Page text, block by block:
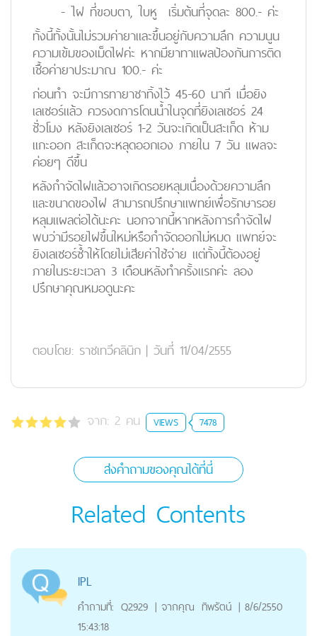
- ไฝ ที่ขอบตา, ใบหู เริ่มต้นที่จุดละ 800.- ค่ะ
ทั้งนี้ทั้งนั้นไม่รวมค่ายาและขึ้นอยู่กับความลึก ความนูน
ความเข้มของเม็ดไฝค่ะ หากมียาทาแผลป้องกันการติด
เชื้อค่ายาประมาณ 100.- ค่ะ
ก่อนทำ จะมีการทายาชาทิ้งไว้ 45-60 นาที เมื่อยิง
เลเซอร์แล้ว ควรงดการโดนน้ำในจุดที่ยิงเลเซอร์ 24
ชั่วโมง หลังยิงเลเซอร์ 1-2 วันจะเกิดเป็นสะเก็ด ห้าม
แกะออก สะเก็ดจะหลุดออกเอง ภายใน 7 วัน แผลจะ
ค่อยๆ ดีขึ้น
หลังกำจัดไฝแล้วอาจเกิดรอยหลุมเนื่องด้วยความลึก
และขนาดของไฝ สามารถปรึกษาแพทย์เพื่อรักษารอย
หลุมแผลต่อได้นะคะ นอกจากนี้หากหลังการกำจัดไฝ
พบว่ามีรอยไฝขึ้นใหม่หรือกำจัดออกไม่หมด แพทย์จะ
ยิงเลเซอร์ซ้ำให้โดยไม่เสียค่าใช้จ่าย แต่ทั้งนี้ต้องอยู่
ภายในระยะเวลา 3 เดือนหลังทำครั้งแรกค่ะ ลอง
ปรึกษาคุณหมอดูนะคะ
ตอบโดย: ราชเทวีคลินิก | วันที่ 11/04/2555
จาก: 2 คน VIEWS 7478
ส่งคำถามของคุณได้ที่นี่
Related Contents
IPL
คำถามที่: Q2929 | จากคุณ ทิพรัตน์ | 8/6/2550
15:43:18